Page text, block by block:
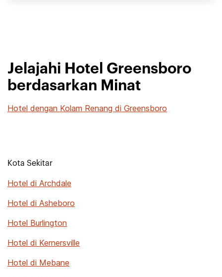
Jelajahi Hotel Greensboro
berdasarkan Minat
Hotel dengan Kolam Renang di Greensboro
Kota Sekitar
Hotel di Archdale
Hotel di Asheboro
Hotel Burlington
Hotel di Kernersville
Hotel di Mebane